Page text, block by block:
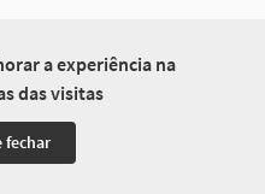
a experiência na
das visitas
fechar